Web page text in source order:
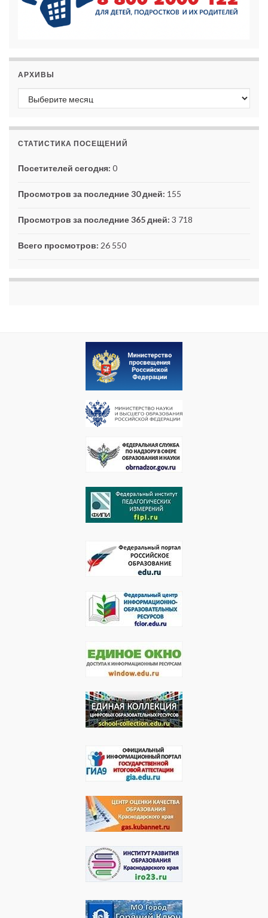
АРХИВЫ
Архивы
СТАТИСТИКА ПОСЕЩЕНИЙ
Посетителей сегодня: 0
Просмотров за последние 30 дней: 155
Просмотров за последние 365 дней: 3 718
Всего просмотров: 26 550